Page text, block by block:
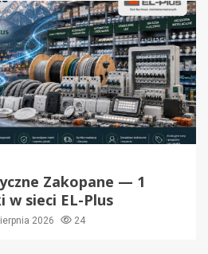
Zakopane — 1
w sieci EL-Plus
2026 24